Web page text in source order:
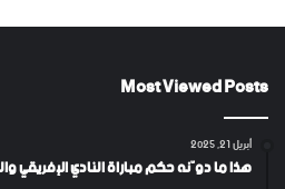
Most Viewed Posts
أبريل 21, 2025
هذا ما دوّنه حكم مباراة النادي الإفريقي